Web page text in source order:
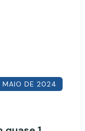
MAIO DE 2024